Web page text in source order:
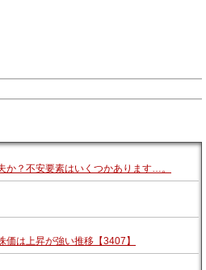
か？不安要素はいくつかあります…。
価は上昇が強い推移【3407】